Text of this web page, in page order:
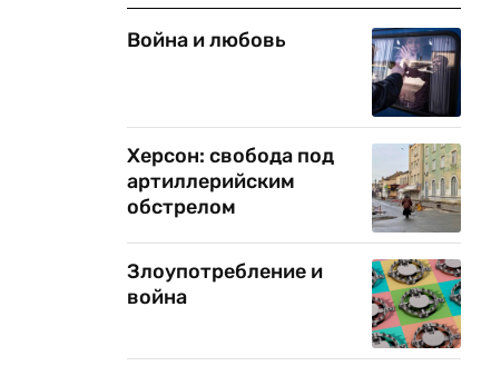
Война и любовь
Херсон: свобода под
артиллерийским
обстрелом
Злоупотребление и
война